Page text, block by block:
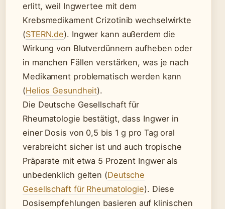
erlitt, weil Ingwertee mit dem
Krebsmedikament Crizotinib wechselwirkte
(STERN.de). Ingwer kann außerdem die
Wirkung von Blutverdünnern aufheben oder
in manchen Fällen verstärken, was je nach
Medikament problematisch werden kann
(Helios Gesundheit).
Die Deutsche Gesellschaft für
Rheumatologie bestätigt, dass Ingwer in
einer Dosis von 0,5 bis 1 g pro Tag oral
verabreicht sicher ist und auch tropische
Präparate mit etwa 5 Prozent Ingwer als
unbedenklich gelten (Deutsche
Gesellschaft für Rheumatologie). Diese
Dosisempfehlungen basieren auf klinischen